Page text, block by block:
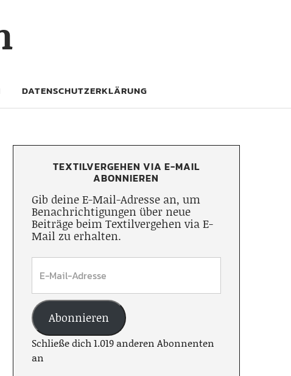
DATENSCHUTZERKLÄRUNG
TEXTILVERGEHEN VIA E-MAIL
ABONNIEREN
Gib deine E-Mail-Adresse an, um
Benachrichtigungen über neue
Beiträge beim Textilvergehen via E-
Mail zu erhalten.
Abonnieren
Schließe dich 1.019 anderen Abonnenten
an